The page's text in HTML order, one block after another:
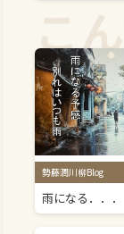
こ
勢藤潤川柳Blog
雨になる．．．